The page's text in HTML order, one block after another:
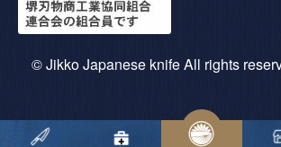
© Jikko Japanese knife All rights